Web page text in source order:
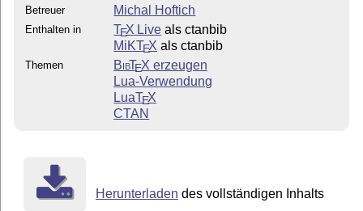
Betreuer Michal Hoftich
Enthalten in TEX Live als ctanbib
MiKTEX als ctanbib
Themen BibTEX erzeugen
Lua-Verwendung
LuaTEX
CTAN
Herunterladen des vollständigen Inhalts